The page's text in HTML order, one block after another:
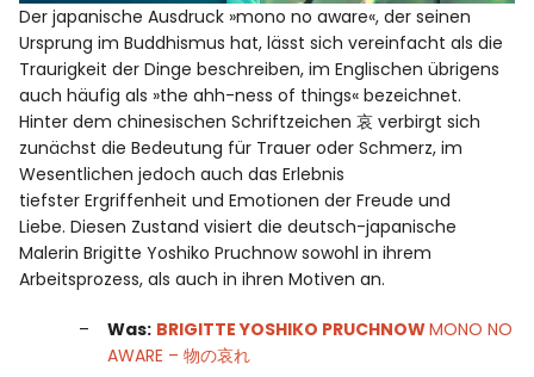
Der japanische Ausdruck »mono no aware«, der seinen
Ursprung im Buddhismus hat, lässt sich vereinfacht als die
Traurigkeit der Dinge beschreiben, im Englischen übrigens
auch häufig als »the ahh-ness of things« bezeichnet.
Hinter dem chinesischen Schriftzeichen 哀 verbirgt sich
zunächst die Bedeutung für Trauer oder Schmerz, im
Wesentlichen jedoch auch das Erlebnis
tiefster Ergriffenheit und Emotionen der Freude und
Liebe. Diesen Zustand visiert die deutsch-japanische
Malerin Brigitte Yoshiko Pruchnow sowohl in ihrem
Arbeitsprozess, als auch in ihren Motiven an.
Was: BRIGITTE YOSHIKO PRUCHNOWMONO NO
AWARE – 物の哀れ